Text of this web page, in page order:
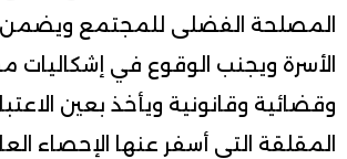
المصلحة الفضلى للمجتمع ويضمن
الأسرة ويجنب الوقوع في إشكاليات
وقضائية وقانونية ويأخذ بعين
المقلقة التي أسفر عنها الإحصاء